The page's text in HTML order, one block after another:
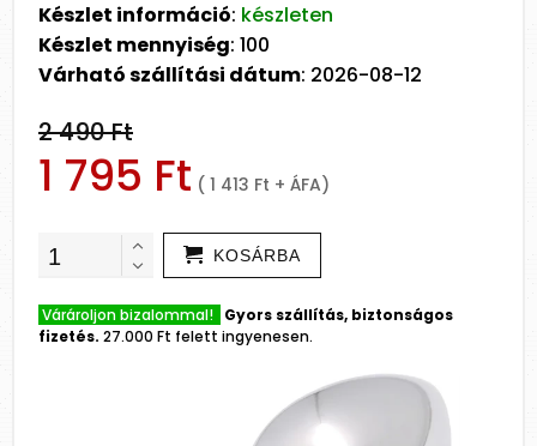
Készlet információ: készleten
Készlet mennyiség: 100
Várható szállítási dátum: 2026-08-12
2 490 Ft
1 795 Ft ( 1 413 Ft + ÁFA)
KOSÁRBA
Várároljon bizalommal! Gyors szállítás, biztonságos
fizetés. 27.000 Ft felett ingyenesen.